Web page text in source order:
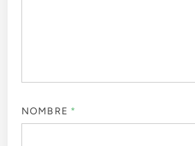
NOMBRE *